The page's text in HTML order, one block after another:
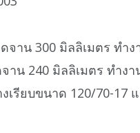
าน 300 มิลลิเมตร ทำง
น 240 มิลลิเมตร ทำง
รียบขนาด 120/70-17